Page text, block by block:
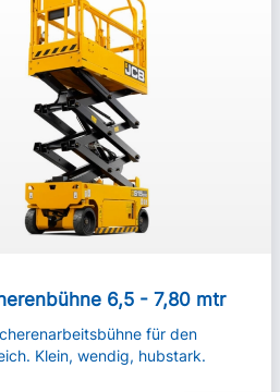
6,5 - 7,80 mtr
für den
Klein, wendig, hubstark.